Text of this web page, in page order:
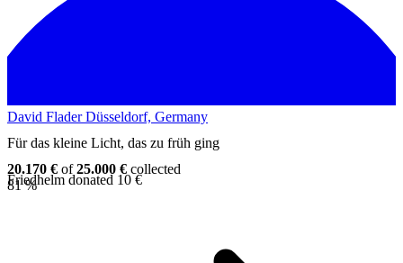
David Flader Düsseldorf, Germany
Für das kleine Licht, das zu früh ging
20.170 € of25.000 € collected
81 %
Friedhelm donated 10 €